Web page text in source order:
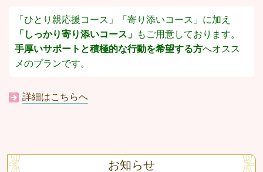
「ひとり親応援コース」「寄り添いコース」に加え
「しっかり寄り添いコース」
もご用意しております。
手厚いサポートと積極的な行動を希望する方へオスス
メのプランです。
詳細はこちらへ
お知らせ